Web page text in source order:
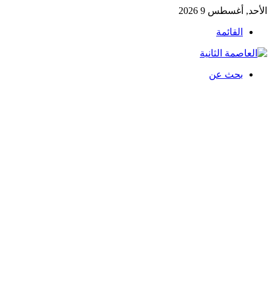
الأحد, أغسطس 9 2026
القائمة
بحث عن